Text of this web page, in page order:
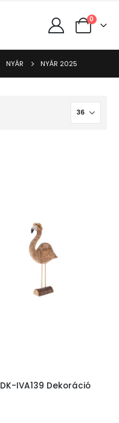
0
NYÁR NYÁR 2025
DK-IVA139 Dekoráció